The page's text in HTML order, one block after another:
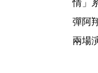
情」
彈阿
兩場